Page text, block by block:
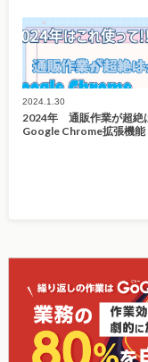
2024.1.30
2024年 通販作業が超絶
Google Chrome拡張機能